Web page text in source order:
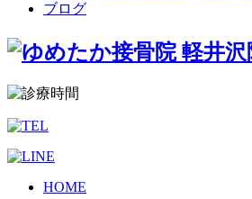
ブログ
HOME